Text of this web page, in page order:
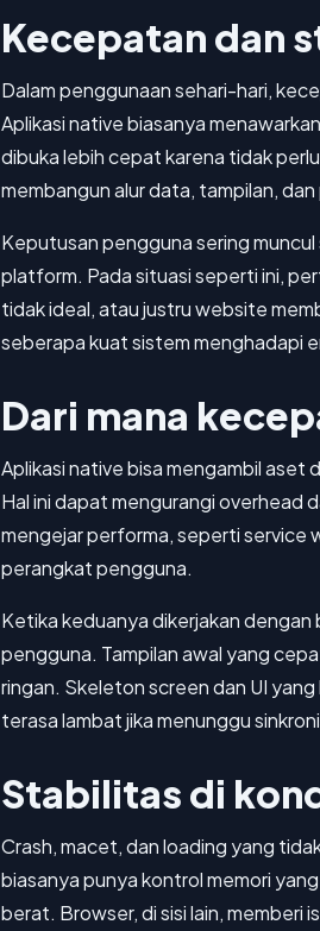
Kecepatan dan
Dalam penggunaan sehari-hari,
Aplikasi native biasanya
dibuka lebih cepat karena tidak
membangun alur data, tampilan,
Keputusan pengguna sering
platform. Pada situasi seperti ini,
tidak ideal, atau justru website
seberapa kuat sistem menghadapi
Dari mana
Aplikasi native bisa mengambil aset
Hal ini dapat mengurangi overhead
mengejar performa, seperti service
perangkat pengguna.
Ketika keduanya dikerjakan
pengguna. Tampilan awal yang
ringan. Skeleton screen dan UI
terasa lambat jika menunggu
Stabilitas di
Crash, macet, dan loading yang
biasanya punya kontrol memori
berat. Browser, di sisi lain, memberi